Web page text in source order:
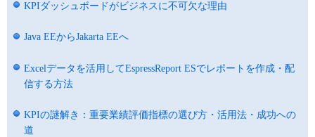
KPIダッシュボードがビジネスに不可欠な理由
Java EEからJakarta EEへ
Excelデータを活用してEspressReport ESでレポートを作成・配
信する方法
KPIの謎解き：重要業績評価指標の選び方・活用法・成功への
道